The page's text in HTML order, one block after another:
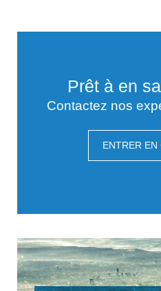
Prêt à en
Contactez nos
ENTRER EN